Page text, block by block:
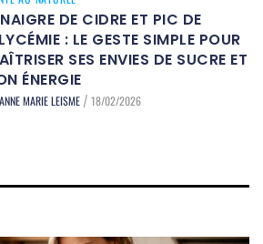
DE CIDRE ET PIC DE
: LE GESTE SIMPLE POUR
SES ENVIES DE SUCRE ET
ÉNERGIE
ANNE MARIE LEISME / 18/02/2026